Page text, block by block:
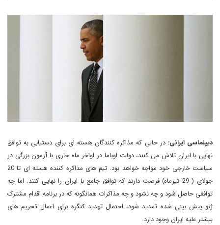
دیپلماسی ایرانی: در حالی که مذاکره کنندگان هسته ای برای دستیابی به توافق
نهایی با ایران تلاش می کنند، دولت اوباما در اواخر ماه جاری با آزمون بزرگی در
سیاست خارجی خود مواجه خواهد بود. تیم های مذاکره کننده هسته ای تا 20
جولای ( 29 تیرماه) فرصت دارند که توافق جامع با ایران را نهایی کنند. اما چه
توافقی حاصل شود و چه نشود و چه مذاکرات همانگونه که در برنامه اقدام مشترک
ژنو پیش بینی شده تمدید شود، احتمال تهدید کنگره برای اعمال تحریم های
بیشتر علیه ایران وجود دارد.